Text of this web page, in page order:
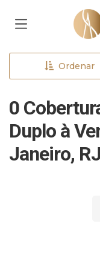
Ordenar
0
Duplo à
Janeiro, RJ